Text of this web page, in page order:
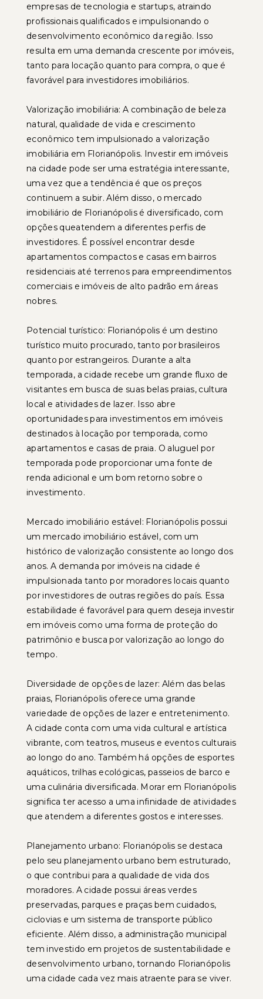
empresas de tecnologia e startups, atraindo
profissionais qualificados e impulsionando o
desenvolvimento econômico da região. Isso
resulta em uma demanda crescente por imóveis,
tanto para locação quanto para compra, o que é
favorável para investidores imobiliários.
Valorização imobiliária: A combinação de beleza
natural, qualidade de vida e crescimento
econômico tem impulsionado a valorização
imobiliária em Florianópolis. Investir em imóveis
na cidade pode ser uma estratégia interessante,
uma vez que a tendência é que os preços
continuem a subir. Além disso, o mercado
imobiliário de Florianópolis é diversificado, com
opções queatendem a diferentes perfis de
investidores. É possível encontrar desde
apartamentos compactos e casas em bairros
residenciais até terrenos para empreendimentos
comerciais e imóveis de alto padrão em áreas
nobres.
Potencial turístico: Florianópolis é um destino
turístico muito procurado, tanto por brasileiros
quanto por estrangeiros. Durante a alta
temporada, a cidade recebe um grande fluxo de
visitantes em busca de suas belas praias, cultura
local e atividades de lazer. Isso abre
oportunidades para investimentos em imóveis
destinados à locação por temporada, como
apartamentos e casas de praia. O aluguel por
temporada pode proporcionar uma fonte de
renda adicional e um bom retorno sobre o
investimento.
Mercado imobiliário estável: Florianópolis possui
um mercado imobiliário estável, com um
histórico de valorização consistente ao longo dos
anos. A demanda por imóveis na cidade é
impulsionada tanto por moradores locais quanto
por investidores de outras regiões do país. Essa
estabilidade é favorável para quem deseja investir
em imóveis como uma forma de proteção do
patrimônio e busca por valorização ao longo do
tempo.
Diversidade de opções de lazer: Além das belas
praias, Florianópolis oferece uma grande
variedade de opções de lazer e entretenimento.
A cidade conta com uma vida cultural e artística
vibrante, com teatros, museus e eventos culturais
ao longo do ano. Também há opções de esportes
aquáticos, trilhas ecológicas, passeios de barco e
uma culinária diversificada. Morar em Florianópolis
significa ter acesso a uma infinidade de atividades
que atendem a diferentes gostos e interesses.
Planejamento urbano: Florianópolis se destaca
pelo seu planejamento urbano bem estruturado,
o que contribui para a qualidade de vida dos
moradores. A cidade possui áreas verdes
preservadas, parques e praças bem cuidados,
ciclovias e um sistema de transporte público
eficiente. Além disso, a administração municipal
tem investido em projetos de sustentabilidade e
desenvolvimento urbano, tornando Florianópolis
uma cidade cada vez mais atraente para se viver.